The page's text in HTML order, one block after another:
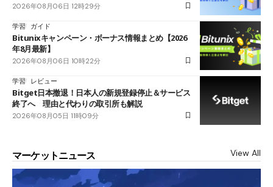
2026年08月06日 12時29分
学習 ガイド
Bitunixキャンペーン・ボーナス情報まとめ【2026
年8月最新】
2026年08月06日 10時22分
学習 レビュー
Bitget日本撤退！日本人の新規登録停止＆サービス
終了へ 理由と代わりの取引所も解説
2026年08月05日 11時09分
マーケットニュース View All